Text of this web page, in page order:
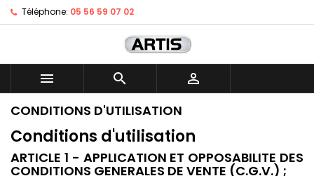
Téléphone: 05 56 59 07 02
  
CONDITIONS D'UTILISATION
Conditions d'utilisation
ARTICLE 1 - APPLICATION ET OPPOSABILITE DES
CONDITIONS GENERALES DE VENTE (C.G.V.) ;